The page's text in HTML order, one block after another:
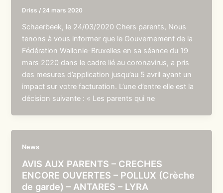
Driss / 24 mars 2020
Schaerbeek, le 24/03/2020 Chers parents, Nous
tenons à vous informer que le Gouvernement de la
Fédération Wallonie-Bruxelles en sa séance du 19
mars 2020 dans le cadre lié au coronavirus, a pris
des mesures d’application jusqu’au 5 avril ayant un
impact sur votre facturation. L’une d’entre elle est la
décision suivante : « Les parents qui ne
News
AVIS AUX PARENTS – CRECHES
ENCORE OUVERTES – POLLUX (Crèche
de garde) – ANTARES – LYRA